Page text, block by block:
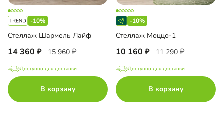
-10%
Стеллаж Шармель Лайф
14 360 15 960
Доступно для доставки
В корзину
-10%
Стеллаж Моццо-1
10 160 11 290
Доступно для доставки
В корзину